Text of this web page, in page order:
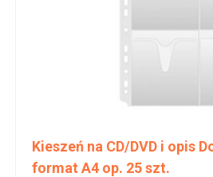
Kieszeń na CD/DVD i opis
format A4 op. 25 szt.